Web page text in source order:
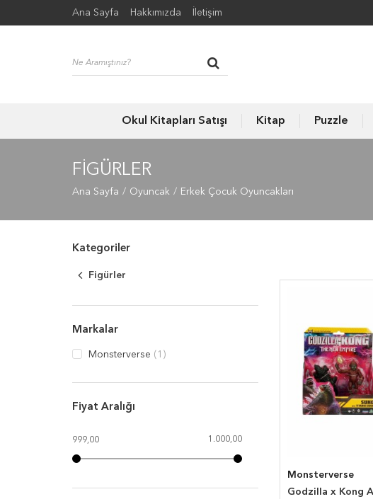
Ana Sayfa Hakkımızda İletişim
Okul Kitapları Satışı Kitap Puzzle
FIGÜRLER
Ana Sayfa Oyuncak Erkek Çocuk Oyuncakları
Kategoriler
Figürler
Markalar
Monsterverse (1)
Fiyat Aralığı
999,00 1.000,00
Monsterverse
Godzilla x Kong